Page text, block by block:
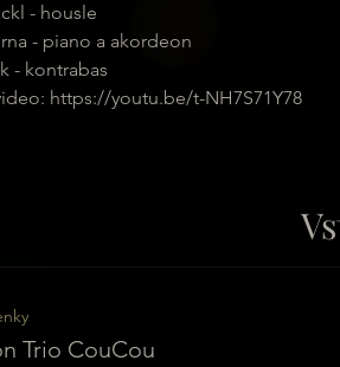
- housle
- piano a akordeon
- kontrabas
https://youtu.be/t-NH7S71Y78
Trio CouCou